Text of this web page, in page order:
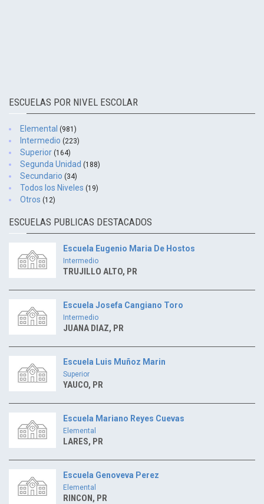
ESCUELAS POR NIVEL ESCOLAR
Elemental (981)
Intermedio (223)
Superior (164)
Segunda Unidad (188)
Secundario (34)
Todos los Niveles (19)
Otros (12)
ESCUELAS PUBLICAS DESTACADOS
Escuela Eugenio Maria De Hostos
Intermedio
TRUJILLO ALTO, PR
Escuela Josefa Cangiano Toro
Intermedio
JUANA DIAZ, PR
Escuela Luis Muñoz Marin
Superior
YAUCO, PR
Escuela Mariano Reyes Cuevas
Elemental
LARES, PR
Escuela Genoveva Perez
Elemental
RINCON, PR